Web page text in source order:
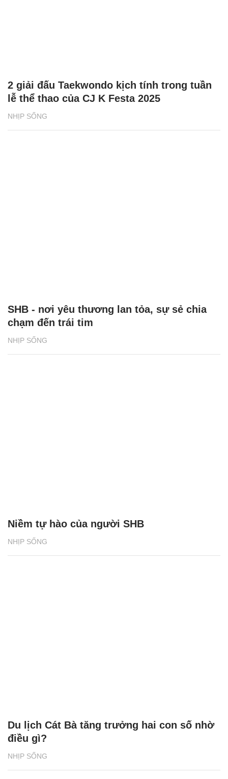
NHỊP SỐNG
2 giải đấu Taekwondo kịch tính trong tuần
lễ thể thao của CJ K Festa 2025
NHỊP SỐNG
SHB - nơi yêu thương lan tỏa, sự sẻ chia
chạm đến trái tim
NHỊP SỐNG
Niềm tự hào của người SHB
NHỊP SỐNG
Du lịch Cát Bà tăng trưởng hai con số nhờ
điều gì?